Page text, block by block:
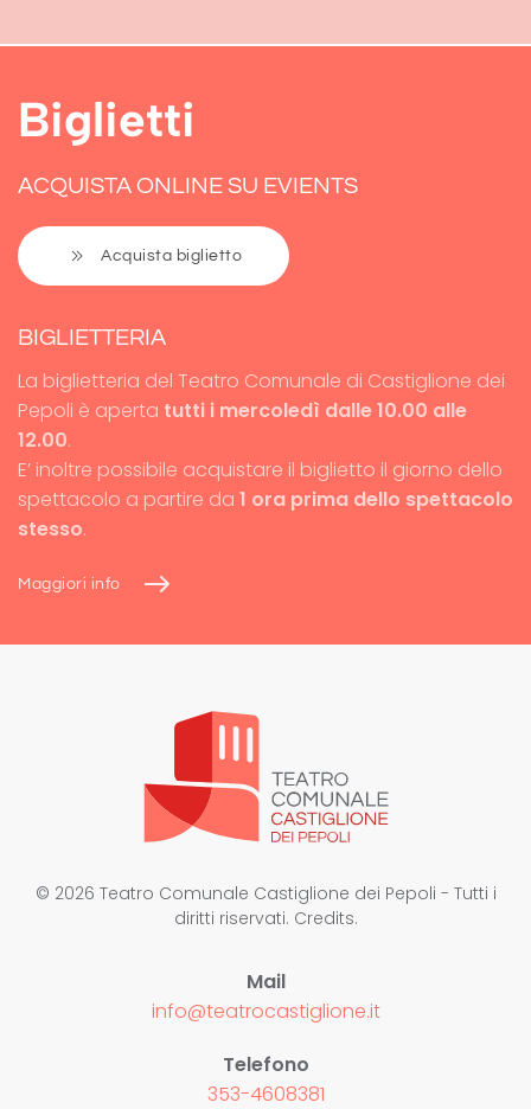
Biglietti
ACQUISTA ONLINE SU EVIENTS
Acquista biglietto
BIGLIETTERIA
La biglietteria del Teatro Comunale di Castiglione dei
Pepoli è aperta tutti i mercoledì dalle 10.00 alle
12.00.
E’ inoltre possibile acquistare il biglietto il giorno dello
spettacolo a partire da 1 ora prima dello spettacolo
stesso.
Maggiori info
© 2026 Teatro Comunale Castiglione dei Pepoli - Tutti i
diritti riservati. Credits.
Mail
info@teatrocastiglione.it
Telefono
353-4608381